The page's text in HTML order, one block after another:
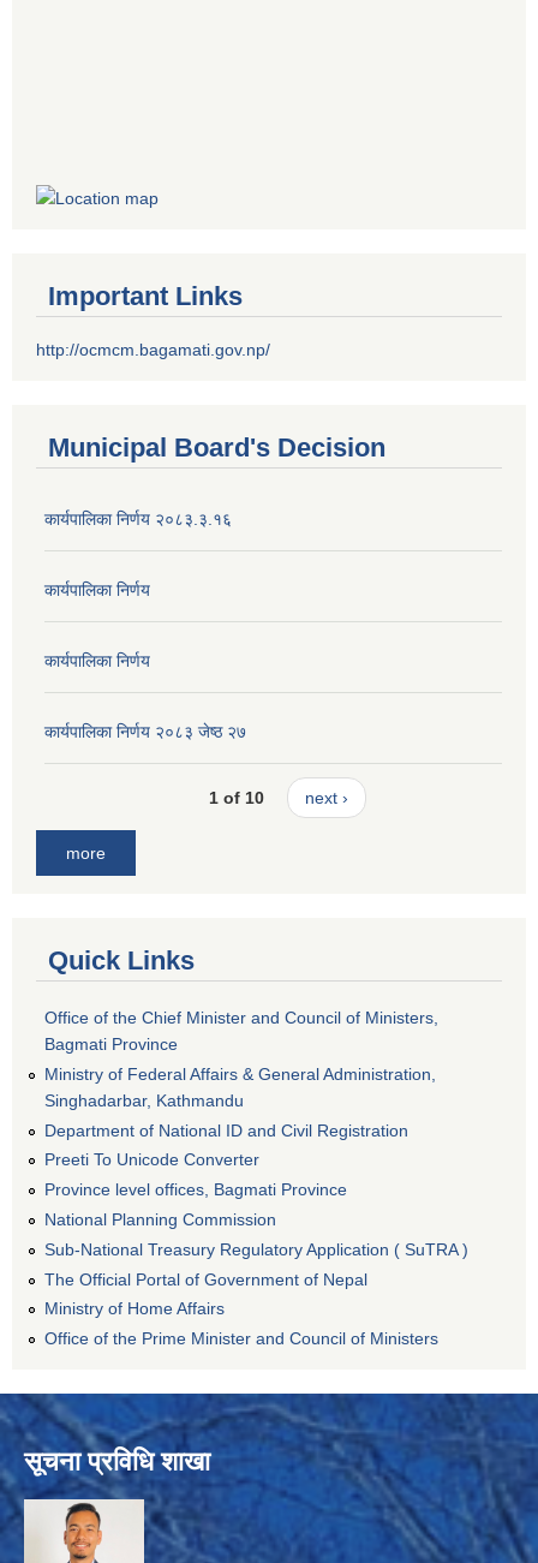
Important Links
http://ocmcm.bagamati.gov.np/
Municipal Board's Decision
कार्यपालिका निर्णय २०८३.३.१६
कार्यपालिका निर्णय
कार्यपालिका निर्णय
कार्यपालिका निर्णय २०८३ जेष्ठ २७
1 of 10 next ›
more
Quick Links
Office of the Chief Minister and Council of Ministers,
Bagmati Province
Ministry of Federal Affairs & General Administration,
Singhadarbar, Kathmandu
Department of National ID and Civil Registration
Preeti To Unicode Converter
Province level offices, Bagmati Province
National Planning Commission
Sub-National Treasury Regulatory Application ( SuTRA )
The Official Portal of Government of Nepal
Ministry of Home Affairs
Office of the Prime Minister and Council of Ministers
सूचना प्रविधि शाखा